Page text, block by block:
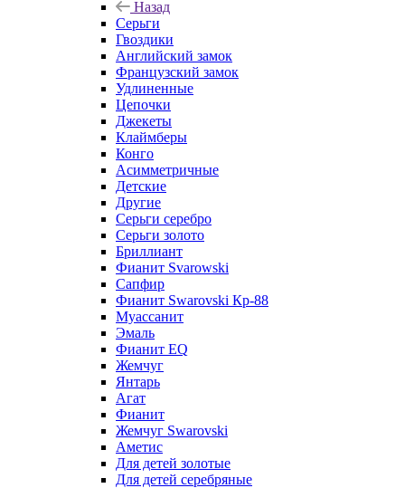
Назад
Серьги
Гвоздики
Английский замок
Французский замок
Удлиненные
Цепочки
Джекеты
Клаймберы
Конго
Асимметричные
Детские
Другие
Серьги серебро
Серьги золото
Бриллиант
Фианит Svarowski
Сапфир
Фианит Swarovski Кр-88
Муассанит
Эмаль
Фианит EQ
Жемчуг
Янтарь
Агат
Фианит
Жемчуг Swarovski
Аметис
Для детей золотые
Для детей серебряные